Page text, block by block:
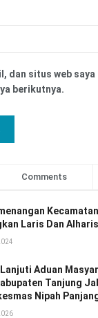
dan situs web
berikutnya.
Comments
Laris Dan
Aduan
Tanjung
Nipah